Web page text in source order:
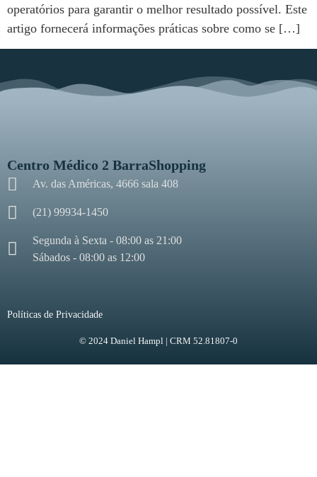
operatórios para garantir o melhor resultado possível. Este
artigo fornecerá informações práticas sobre como se […]
Centro Médico 2 BarraShopping
Av. das Américas, 4666 sala 408
(21) 99934-1450
Segunda à Sexta - 08:00 as 21:00
Sábados - 08:00 as 12:00
Políticas de Privacidade
© 2024 Daniel Hampl | CRM 52.81807-0